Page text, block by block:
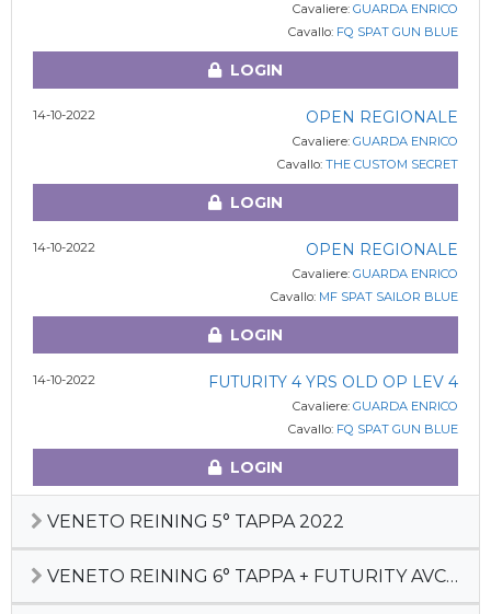
Cavaliere: GUARDA ENRICO
Cavallo: FQ SPAT GUN BLUE
LOGIN
14-10-2022 OPEN REGIONALE
Cavaliere: GUARDA ENRICO
Cavallo: THE CUSTOM SECRET
LOGIN
14-10-2022 OPEN REGIONALE
Cavaliere: GUARDA ENRICO
Cavallo: MF SPAT SAILOR BLUE
LOGIN
14-10-2022 FUTURITY 4 YRS OLD OP LEV 4
Cavaliere: GUARDA ENRICO
Cavallo: FQ SPAT GUN BLUE
LOGIN
VENETO REINING 5° TAPPA 2022
VENETO REINING 6° TAPPA + FUTURITY AVCR 2021